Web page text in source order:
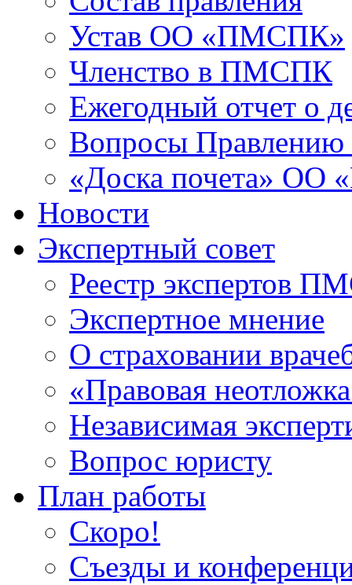
Устав ОО «ПМСПК»
Членство в ПМСПК
Ежегодный отчет о
Вопросы
«Доска почета»
Новости
Экспертный совет
Реестр экспертов
Экспертное мнение
О страховании
«Правовая
Независимая
Вопрос юристу
План работы
Скоро!
Съезды и